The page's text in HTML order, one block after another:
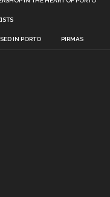
IN PORTO PIRMAS